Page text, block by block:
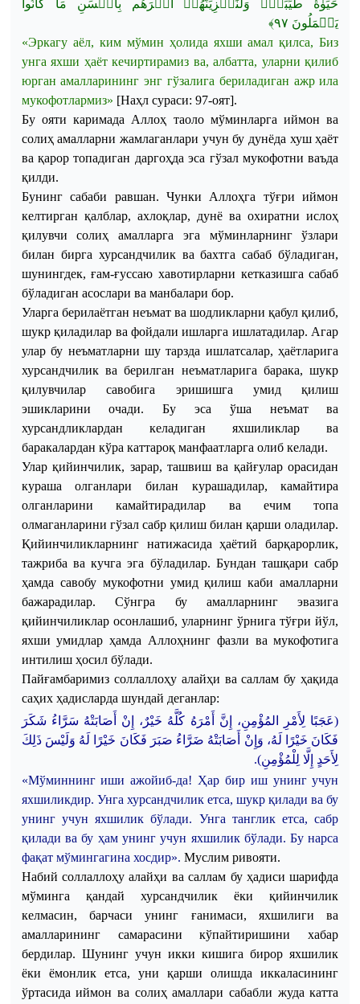
حَيَوٰةٗ طَيِّبَةٗۖ وَلَنَجۡزِيَنَّهُمۡ أَجۡرَهُم بِأَحۡسَنِ مَا
كَانُواْ
يَعۡمَلُونَ ٩٧﴾
«Эркагу аёл, ким мўмин ҳолида яхши амал қилса,Биз
унга яхши ҳаёт кечиртирамиз ва,албатта, уларни қилиб
юрган амалларининг энг гўзалига бериладиган ажр ила
мукофотлармиз» [Наҳл сураси: 97-оят].
Бу ояти каримада Аллоҳ таоло мўминларга иймон ва
солиҳ амалларни жамлаганлари учун бу дунёда хуш ҳаёт
ва қарор топадиган даргоҳда эса гўзал мукофотни ваъда
қилди.
Бунинг сабаби равшан.Чунки Аллоҳга тўғри
иймон
келтирган қалблар, ахлоқлар, дунё ва охиратни ислоҳ
қилувчи
солиҳ амалларга эга мўминларнинг
ўзлари
билан бирга хурсандчилик ва бахтга сабаб бўладиган,
шунингдек,ғам-ғуссаю хавотирларни кетказишга сабаб
бўладиган асослари ва манбалари бор.
Уларга берилаётган неъмат ва шодликларни қабул қилиб,
шукр қиладилар ва фойдали ишларга ишлатадилар. Агар
улар бу неъматларни шу тарзда ишлатсалар,ҳаётларига
хурсандчилик ва берилган неъматларига барака,шукр
қилувчилар
савобига эришишга умид
қилиш
эшикларини
очади.Бу эса ўша неъмат
ва
хурсандликлардан
келадиган яхшиликлар
ва
баракалардан кўра каттароқ манфаатларга олиб келади.
Улар қийинчилик, зарар,ташвиш ва қайғулар орасидан
кураша
олганлари билан курашадилар,камайтирa
олганларини
камайтирадилар ва ечим
топа
олмаганларини гўзал сабр қилиш билан қарши оладилар.
Қийинчиликларнинг
натижасида ҳаётий барқарорлик,
тажриба ва кучга эга бўладилар. Бундан ташқари сабр
ҳамда савобу мукофотни умид қилиш каби амалларни
бажарадилар.Сўнгра бу амалларнинг
эвазига
қийинчиликлар осонлашиб, уларнинг ўрнига тўғри йўл,
яхши умидлар ҳамда Аллоҳнинг фазли ва мукофотига
интилиш ҳосил бўлади.
Пайғамбаримиз соллаллоҳу алайҳи ва саллам бу ҳақида
саҳих ҳадисларда шундай деганлар:
(عَجَبًا لِأَمْرِ المُؤْمِنِ، إِنَّ أَمْرَهُ كُلَّهُ خَيْرٌ، إِنْ أَصَابَتْهُ سَرَّاءُ شَكَرَ
فَكَانَ خَيْرًا لَهُ، وَإِنْ أَصَابَتْهُ ضَرَّاءُ صَبَرَ فَكَانَ خَيْرًا لَهُ وَلَيْسَ ذَلِكَ
لِأَحَدٍ إِلَّا لِلْمُؤْمِنِ).
«Мўминнинг иши ажойиб-да!Ҳар бир иш унинг учун
яхшиликдир. Унга хурсандчилик етса,шукр қилади ва бу
унинг учун яхшилик бўлади. Унга танглик етса,сабр
қилади ва бу ҳам унинг учун яхшилик бўлади.Бу нарса
фақат мўмингагина хосдир». Муслим ривояти.
Набий соллаллоҳу алайҳи ва саллам бу ҳадиси шарифда
мўминга
қандай хурсандчилик ёки
қийинчилик
келмасин, барчаси унинг ғанимаси,яхшилиги
ва
амалларининг
самарасини кўпайтиришини
хабар
бердилар. Шунинг учун икки кишига бирор яхшилик
ёки
ёмонлик етса,уни қарши олишда
иккаласининг
ўртасида иймон ва солиҳ амаллари сабабли жуда катта